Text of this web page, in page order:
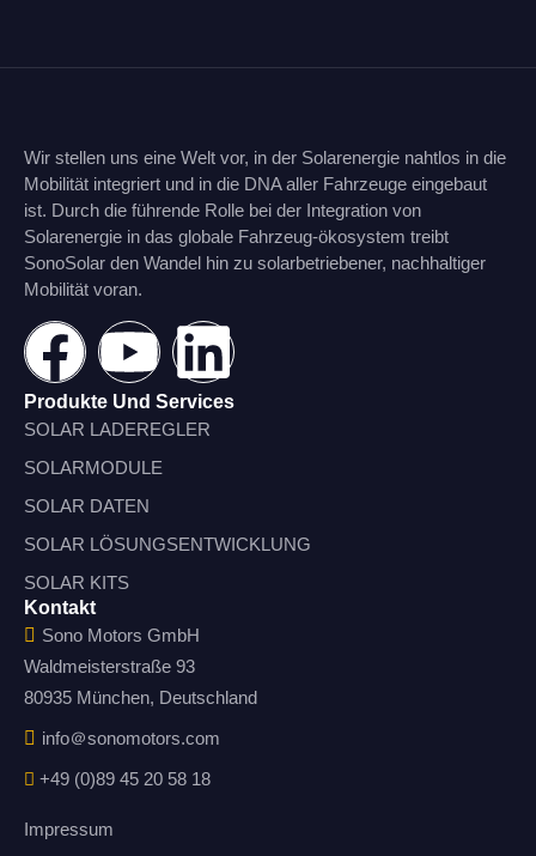
Wir stellen uns eine Welt vor, in der Solarenergie nahtlos in die
Mobilität integriert und in die DNA aller Fahrzeuge eingebaut
ist. Durch die führende Rolle bei der Integration von
Solarenergie in das globale Fahrzeug-ökosystem treibt
SonoSolar den Wandel hin zu solarbetriebener, nachhaltiger
Mobilität voran.
Produkte Und Services
SOLAR LADEREGLER
SOLARMODULE
SOLAR DATEN
SOLAR LÖSUNGSENTWICKLUNG
SOLAR KITS
Kontakt
Sono Motors GmbH
Waldmeisterstraße 93
80935 München, Deutschland
info＠sonomotors.com
+49 (0)89 45 20 58 18
Impressum